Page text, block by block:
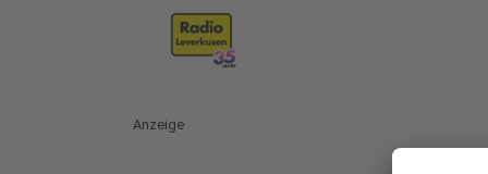
Anzeige